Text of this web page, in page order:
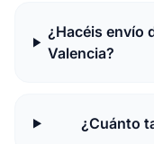
¿Hacéis envío
Valencia?
¿Cuánto